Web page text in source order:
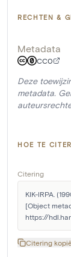
RECHTEN &
Metadata
CC0
Deze
metadata.
HOE TE
Citering
KIK-IRPA.
[Object
https://
Citering